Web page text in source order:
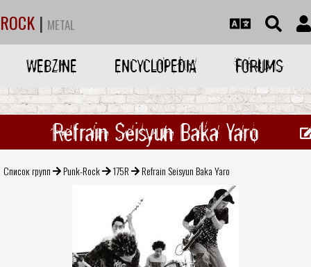
ROCK | METAL
WEBZINE ENCYCLOPEDIA FORUMS
Refrain Seisyun Baka Yaro
Список групп Punk-Rock 175R Refrain Seisyun Baka Yaro